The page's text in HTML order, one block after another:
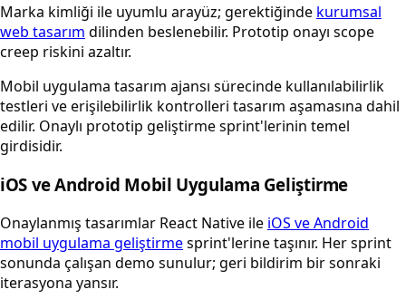
Marka kimliği ile uyumlu arayüz; gerektiğinde kurumsal
web tasarım dilinden beslenebilir. Prototip onayı scope
creep riskini azaltır.
Mobil uygulama tasarım ajansı sürecinde kullanılabilirlik
testleri ve erişilebilirlik kontrolleri tasarım aşamasına dahil
edilir. Onaylı prototip geliştirme sprint'lerinin temel
girdisidir.
iOS ve Android Mobil Uygulama Geliştirme
Onaylanmış tasarımlar React Native ile iOS ve Android
mobil uygulama geliştirmesprint'lerine taşınır. Her sprint
sonunda çalışan demo sunulur; geri bildirim bir sonraki
iterasyona yansır.